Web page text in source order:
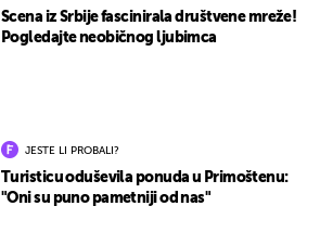
Scena iz Srbije fascinirala društvene mreže!
Pogledajte neobičnog ljubimca
JESTE LI PROBALI?
Turisticu oduševila ponuda u Primoštenu:
"Oni su puno pametniji od nas"